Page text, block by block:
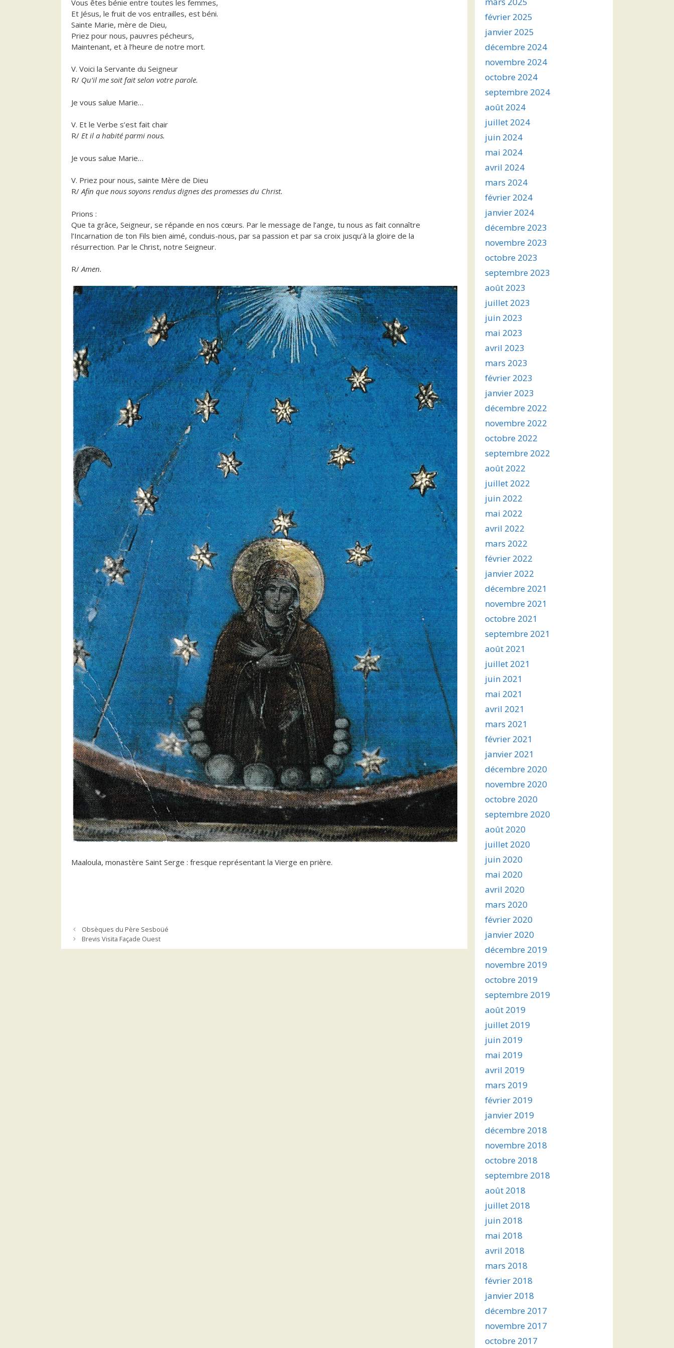
Vous êtes bénie entre toutes les femmes,
Et Jésus, le fruit de vos entrailles, est béni.
Sainte Marie, mère de Dieu,
Priez pour nous, pauvres pécheurs,
Maintenant, et à l’heure de notre mort.
V. Voici la Servante du Seigneur
R/ Qu’il me soit fait selon votre parole.
Je vous salue Marie…
V. Et le Verbe s’est fait chair
R/ Et il a habité parmi nous.
Je vous salue Marie…
V. Priez pour nous, sainte Mère de Dieu
R/Afin que nous soyons rendus dignes des promesses du Christ.
Prions :
Que ta grâce, Seigneur, se répande en nos cœurs. Par le message de l’ange, tu nous as fait connaître
l’Incarnation de ton Fils bien aimé, conduis-nous, par sa passion et par sa croix jusqu’à la gloire de la
résurrection. Par le Christ, notre Seigneur.
R/Amen.
Maaloula, monastère Saint Serge : fresque représentant la Vierge en prière.
Obsèques du Père Sesboüé
Brevis Visita Façade Ouest
février 2025
janvier 2025
décembre 2024
novembre 2024
octobre 2024
septembre 2024
août 2024
juillet 2024
juin 2024
mai 2024
avril 2024
mars 2024
février 2024
janvier 2024
décembre 2023
novembre 2023
octobre 2023
septembre 2023
août 2023
juillet 2023
juin 2023
mai 2023
avril 2023
mars 2023
février 2023
janvier 2023
décembre 2022
novembre 2022
octobre 2022
septembre 2022
août 2022
juillet 2022
juin 2022
mai 2022
avril 2022
mars 2022
février 2022
janvier 2022
décembre 2021
novembre 2021
octobre 2021
septembre 2021
août 2021
juillet 2021
juin 2021
mai 2021
avril 2021
mars 2021
février 2021
janvier 2021
décembre 2020
novembre 2020
octobre 2020
septembre 2020
août 2020
juillet 2020
juin 2020
mai 2020
avril 2020
mars 2020
février 2020
janvier 2020
décembre 2019
novembre 2019
octobre 2019
septembre 2019
août 2019
juillet 2019
juin 2019
mai 2019
avril 2019
mars 2019
février 2019
janvier 2019
décembre 2018
novembre 2018
octobre 2018
septembre 2018
août 2018
juillet 2018
juin 2018
mai 2018
avril 2018
mars 2018
février 2018
janvier 2018
décembre 2017
novembre 2017
octobre 2017